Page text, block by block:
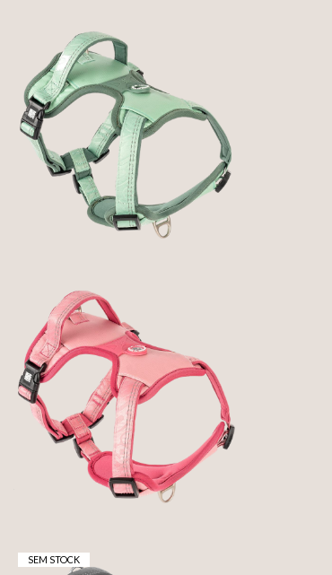
GOTCHA! SMART ID
SPORT HARNESS -
MATRIX 2.0 SÁLVIA
44,90 € — 59,90 €
GOTCHA! SMART ID
SPORT HARNESS -
MATRIX 2.0 ROSA
44,90 € — 59,90 €
SEM STOCK